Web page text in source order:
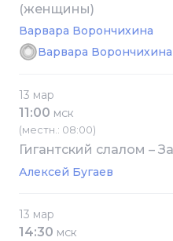
(женщины)
Варвара Ворончихина
Варвара Ворончихина
13 мар
11:00 МСК
(местн.: 08:00)
Гигантский слалом –
Алексей Бугаев
13 мар
14:30 МСК